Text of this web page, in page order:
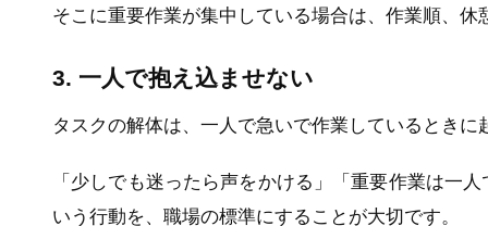
そこに重要作業が集中している場合は、作業順、
3. 一人で抱え込ませない
タスクの解体は、一人で急いで作業しているときに
「少しでも迷ったら声をかける」「重要作業は一
いう行動を、職場の標準にすることが大切です。